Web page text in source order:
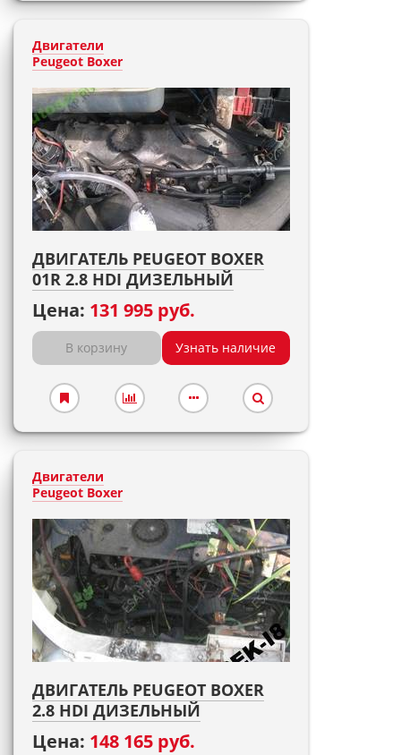
Двигатели
Peugeot Boxer
ДВИГАТЕЛЬ PEUGEOT BOXER
01R 2.8 HDI ДИЗЕЛЬНЫЙ
Цена: 131 995 руб.
В корзину Узнать наличие
Двигатели
Peugeot Boxer
ДВИГАТЕЛЬ PEUGEOT BOXER
2.8 HDI ДИЗЕЛЬНЫЙ
Цена: 148 165 руб.